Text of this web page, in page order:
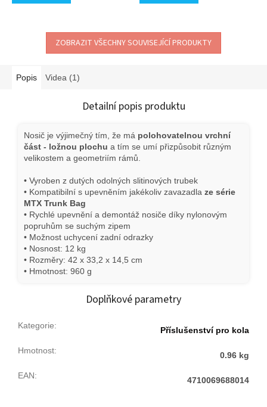
ZOBRAZIT VŠECHNY SOUVISEJÍCÍ PRODUKTY
Popis Videa (1)
Detailní popis produktu
Nosič je výjimečný tím, že má polohovatelnou vrchní
část - ložnou plochu a tím se umí přizpůsobit různým
velikostem a geometriím rámů.
• Vyroben z dutých odolných slitinových trubek
• Kompatibilní s upevněním jakékoliv zavazadla ze série
MTX Trunk Bag
• Rychlé upevnění a demontáž nosiče díky nylonovým
popruhům se suchým zipem
• Možnost uchycení zadní odrazky
• Nosnost: 12 kg
• Rozměry: 42 x 33,2 x 14,5 cm
• Hmotnost: 960 g
Doplňkové parametry
Kategorie: Příslušenství pro kola
Hmotnost: 0.96 kg
EAN: 4710069688014